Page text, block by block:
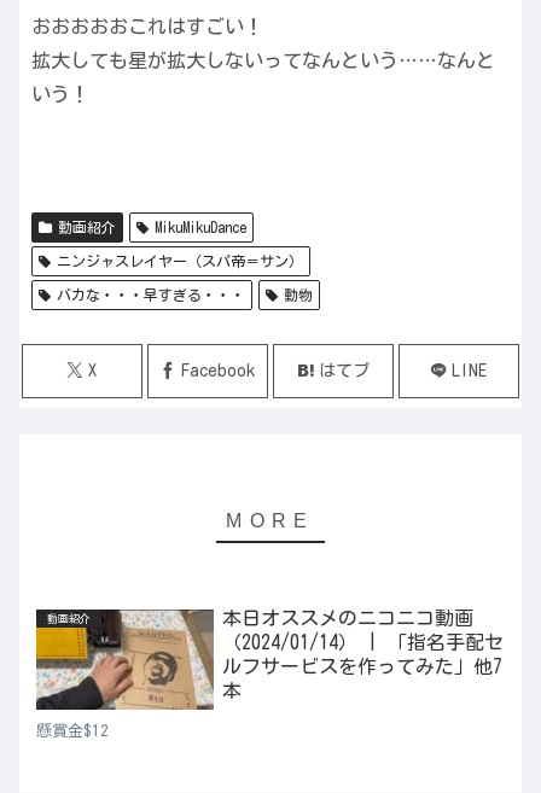
おおおおおこれはすごい！
拡大しても星が拡大しないってなんという……なんと
いう！
動画紹介 MikuMikuDance
ニンジャスレイヤー（スパ帝＝サン）
バカな・・・早すぎる・・・ 動物
X Facebook はてブ LINE
動画紹介
本日オススメのニコニコ動画
（2024/01/14） | 「指名手配セ
ルフサービスを作ってみた」他7
本
懸賞金$12